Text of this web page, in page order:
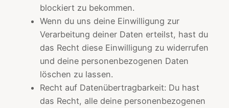
blockiert zu bekommen.
Wenn du uns deine Einwilligung zur
Verarbeitung deiner Daten erteilst, hast du
das Recht diese Einwilligung zu widerrufen
und deine personenbezogenen Daten
löschen zu lassen.
Recht auf Datenübertragbarkeit: Du hast
das Recht, alle deine personenbezogenen